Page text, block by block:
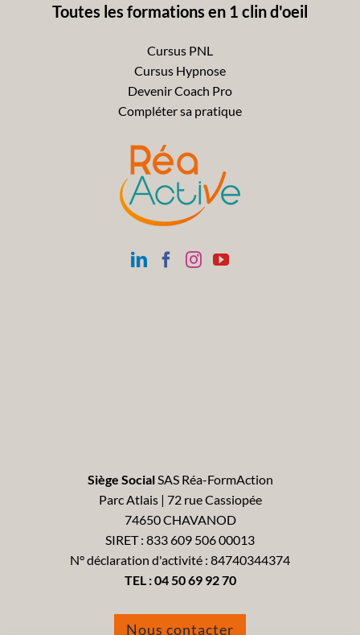
Toutes les formations en 1 clin d'oeil
Cursus PNL
Cursus Hypnose
Devenir Coach Pro
Compléter sa pratique
Siège SocialSAS Réa-FormAction
Parc Atlais | 72 rue Cassiopée
74650 CHAVANOD
SIRET : 833 609 506 00013
N° déclaration d'activité : 84740344374
TEL :04 50 69 92 70
Nous contacter